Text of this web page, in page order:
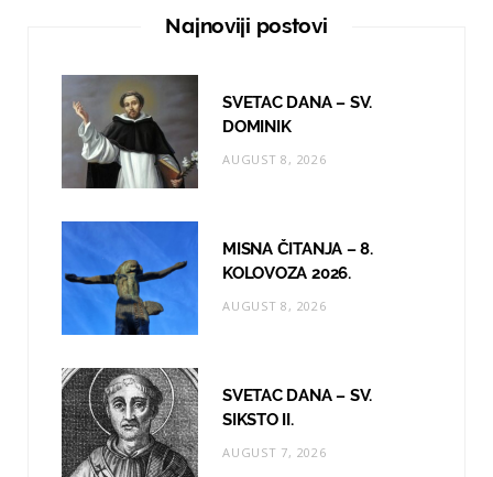
t
r
a
T
Najnoviji postovi
SVETAC DANA – SV.
DOMINIK
AUGUST 8, 2026
MISNA ČITANJA – 8.
KOLOVOZA 2026.
AUGUST 8, 2026
SVETAC DANA – SV.
SIKSTO II.
AUGUST 7, 2026